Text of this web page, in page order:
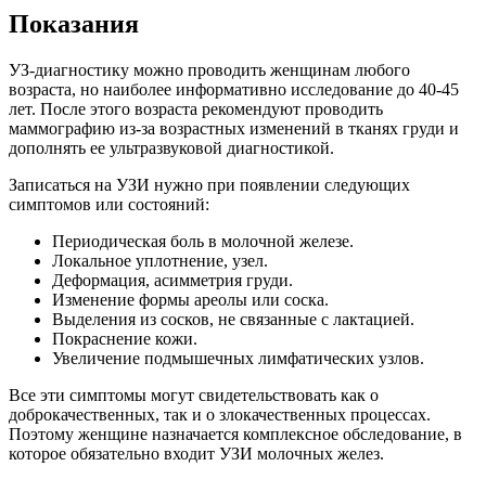
Показания
УЗ-диагностику можно проводить женщинам любого
возраста, но наиболее информативно исследование до 40-45
лет. После этого возраста рекомендуют проводить
маммографию из-за возрастных изменений в тканях груди и
дополнять ее ультразвуковой диагностикой.
Записаться на УЗИ нужно при появлении следующих
симптомов или состояний:
Периодическая боль в молочной железе.
Локальное уплотнение, узел.
Деформация, асимметрия груди.
Изменение формы ареолы или соска.
Выделения из сосков, не связанные с лактацией.
Покраснение кожи.
Увеличение подмышечных лимфатических узлов.
Все эти симптомы могут свидетельствовать как о
доброкачественных, так и о злокачественных процессах.
Поэтому женщине назначается комплексное обследование, в
которое обязательно входит УЗИ молочных желез.